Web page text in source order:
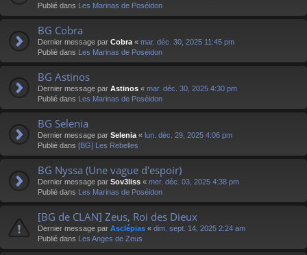
Publié dans Les Marinas de Poséidon
BG Cobra
Dernier message par Cobra « mar. déc. 30, 2025 11:45 pm
Publié dans Les Marinas de Poséidon
BG Astinos
Dernier message par Astinos « mar. déc. 30, 2025 4:30 pm
Publié dans Les Marinas de Poséidon
BG Selenia
Dernier message par Selenia « lun. déc. 29, 2025 4:06 pm
Publié dans [BG] Les Rebelles
BG Nyssa (Une vague d'espoir)
Dernier message par Sov3liss « mer. déc. 03, 2025 4:38 pm
Publié dans Les Marinas de Poséidon
[BG de CLAN] Zeus, Roi des Dieux
Dernier message par Asclépias « dim. sept. 14, 2025 2:24 am
Publié dans Les Anges de Zeus